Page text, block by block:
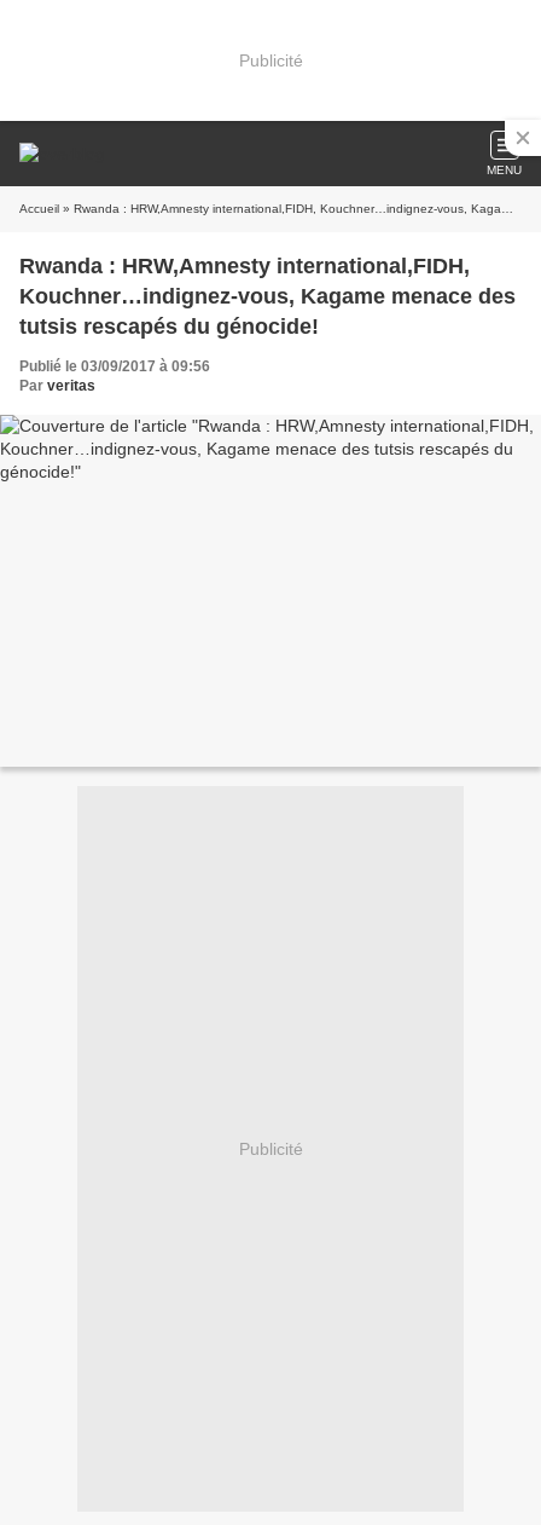
Publicité
MENU
Accueil » Rwanda : HRW,Amnesty international,FIDH, Kouchner…indignez-vous, Kagame menace des tutsis rescapés du génocide!
Rwanda : HRW,Amnesty international,FIDH,
Kouchner…indignez-vous, Kagame menace des
tutsis rescapés du génocide!
Publié le 03/09/2017 à 09:56
Par veritas
Publicité